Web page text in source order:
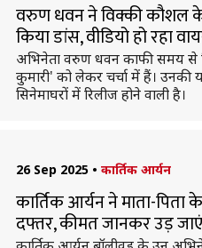
वरुण धवन ने विक्की कौशल
किया डांस, वीडियो हो रहा
अभिनेता वरुण धवन काफी समय से
कुमारी' को लेकर चर्चा में हैं।
सिनेमाघरों में रिलीज होने वाली है।
26 Sep 2025 • कार्तिक आर्यन
कार्तिक आर्यन ने माता-
दफ्तर, कीमत जानकर उड़